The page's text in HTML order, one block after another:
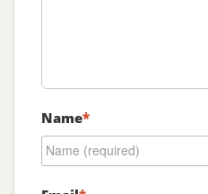
Name*